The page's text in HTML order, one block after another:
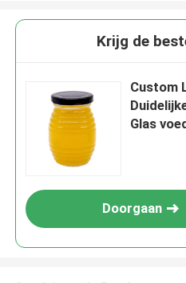
Krijg de
Custom
Glas
Doorgaan